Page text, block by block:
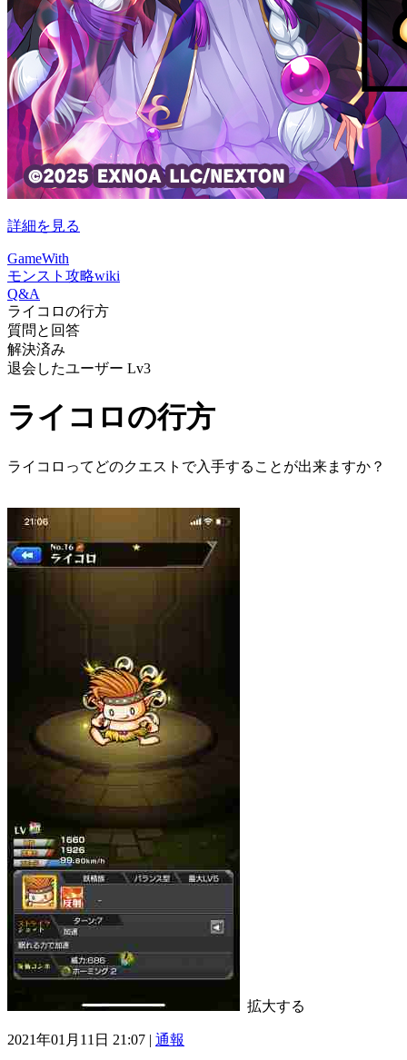
詳細を見る
GameWith
モンスト攻略wiki
Q&A
ライコロの行方
質問と回答
解決済み
退会したユーザー Lv3
ライコロの行方
ライコロってどのクエストで入手することが出来ますか？
拡大する
2021年01月11日 21:07 | 通報